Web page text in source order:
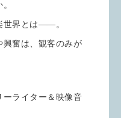
世界とは――。
興奮は、観客のみが
ーライター＆映像音